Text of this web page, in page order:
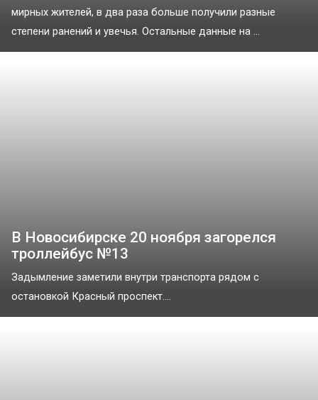
мирных жителей, в два раза больше получили разные
степени ранений и увечья. Остальные данные на ...
В Новосибирске 20 ноября загорелся
троллейбус №13
Задымление заметили внутри транспорта рядом с
остановкой Красный проспект....